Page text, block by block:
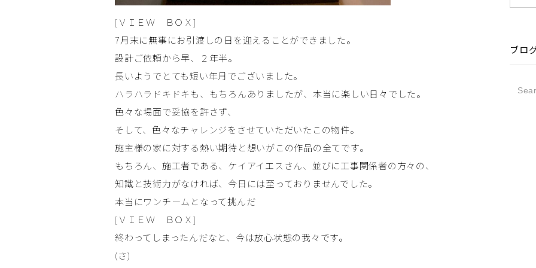
[ＶＩＥＷ ＢＯＸ]
7月末に無事にお引渡しの日を迎えることができました。
設計ご依頼から早、２年半。
長いようでとても短い年月でございました。
ハラハラドキドキも、もちろんありましたが、本当に楽しい日々でした。
色々な場面で妥協を許さず、
そして、色々なチャレンジをさせていただいたこの物件。
施主様の家に対する熱い期待と想いがこの作品の全てです。
もちろん、施工者である、ケイアイエスさん、並びに工事関係者の方々の、
知識と技術力がなければ、今日には至っておりませんでした。
本当にワンチームとなって挑んだ
[ＶＩＥＷ ＢＯＸ]
終わってしまったんだなと、今は放心状態の我々です。
(さ)
ブロ